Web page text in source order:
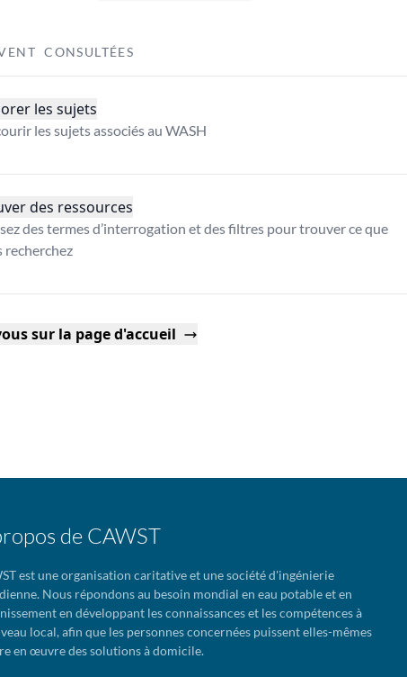
CONSULTÉES
les sujets
les sujets associés au WASH
des ressources
des termes d’interrogation et des filtres pour trouver ce que
recherchez
sur la page d'accueil
de CAWST
est une organisation caritative et une société d'ingénierie
Nous répondons au besoin mondial en eau potable et en
en développant les connaissances et les compétences à
local, afin que les personnes concernées puissent elles-mêmes
en œuvre des solutions à domicile.